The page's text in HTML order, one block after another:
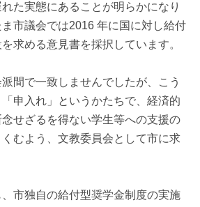
た実態にあることが明らかになり
市議会では2016 年に国に対し給付
求める意見書を採択しています。
間で一致しませんでしたが、こう
申入れ」というかたちで、経済的
せざるを得ない学生等への支援の
むよう、文教委員会として市に求
市独自の給付型奨学金制度の実施